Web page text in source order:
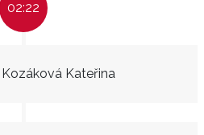
02:22
Kozáková Kateřina